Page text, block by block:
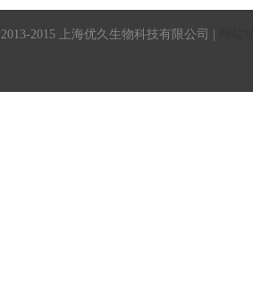
2013-2015 上海优久生物科技有限公司 |